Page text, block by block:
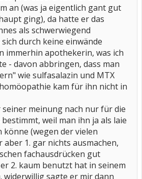
an (was ja eigentlich gant gut
ging), da hatte er das
als schwerwiegend
durch keine einwände
immerhin apothekerin, was ich
- davon abbringen, dass man
wie sulfasalazin und MTX
kam für ihn nicht in
meinung nach nur für die
weil man ihn ja als laie
(wegen der vielen
1. gar nichts ausmachen,
fachausdrücken gut
2. kaum benutzt hat in seinem
widerwillig sagte er mir dann